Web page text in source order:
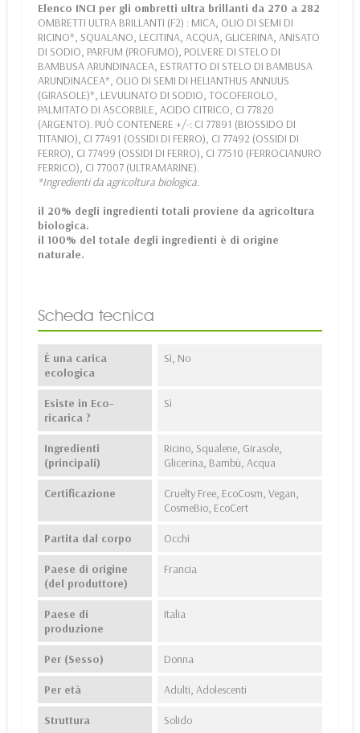
Elenco INCI per gli ombretti ultra brillanti da 270 a 282
OMBRETTI ULTRA BRILLANTI (F2) : MICA, OLIO DI SEMI DI
RICINO*, SQUALANO, LECITINA, ACQUA, GLICERINA, ANISATO
DI SODIO, PARFUM (PROFUMO), POLVERE DI STELO DI
BAMBUSA ARUNDINACEA, ESTRATTO DI STELO DI BAMBUSA
ARUNDINACEA*, OLIO DI SEMI DI HELIANTHUS ANNUUS
(GIRASOLE)*, LEVULINATO DI SODIO, TOCOFEROLO,
PALMITATO DI ASCORBILE, ACIDO CITRICO, CI 77820
(ARGENTO). PUÒ CONTENERE +/-: CI 77891 (BIOSSIDO DI
TITANIO), CI 77491 (OSSIDI DI FERRO), CI 77492 (OSSIDI DI
FERRO), CI 77499 (OSSIDI DI FERRO), CI 77510 (FERROCIANURO
FERRICO), CI 77007 (ULTRAMARINE).
*Ingredienti da agricoltura biologica.
il 20% degli ingredienti totali proviene da agricoltura
biologica.
il 100% del totale degli ingredienti è di origine
naturale.
Scheda tecnica
È una carica
ecologica
Sì, No
Esiste in Eco-
ricarica ?
Sì
Ingredienti
(principali)
Ricino, Squalene, Girasole,
Glicerina, Bambù, Acqua
Certificazione
Cruelty Free, EcoCosm, Vegan,
CosmeBio, EcoCert
Partita dal corpo Occhi
Paese di origine
(del produttore)
Francia
Paese di
produzione
Italia
Per (Sesso) Donna
Per età Adulti, Adolescenti
Struttura Solido